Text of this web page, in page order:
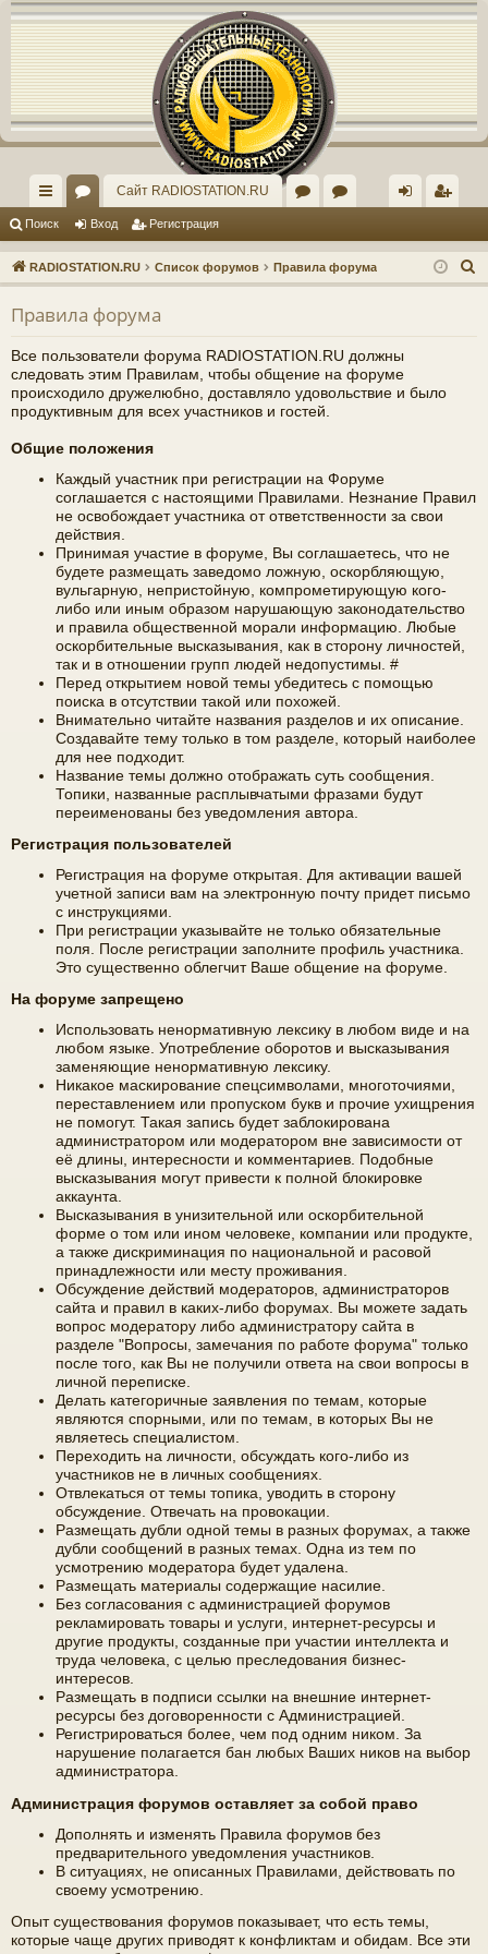
Регистрация
с
ы
лк
и
ор
ум
ы
Сайт RADIOSTATION.RU
ум
"И
ив
ид
уа
но
е
ра
ди
ов
е
щ
ан
ие
"
C
F.
U
ив
ст
ог
о
ум
а
д ис
тр
Поиск Вход Регистрация
RADIOSTATION.RU Список форумов Правила форума
о
Правила форума
Все пользователи форума RADIOSTATION.RU должны
следовать этим Правилам, чтобы общение на форуме
происходило дружелюбно, доставляло удовольствие и было
продуктивным для всех участников и гостей.
Общие положения
Каждый участник при регистрации на Форуме
соглашается с настоящими Правилами. Незнание Правил
не освобождает участника от ответственности за свои
действия.
Принимая участие в форуме, Вы соглашаетесь, что не
будете размещать заведомо ложную, оскорбляющую,
вульгарную, непристойную, компрометирующую кого-
либо или иным образом нарушающую законодательство
и правила общественной морали информацию. Любые
оскорбительные высказывания, как в сторону личностей,
так и в отношении групп людей недопустимы. #
Перед открытием новой темы убедитесь с помощью
поиска в отсутствии такой или похожей.
Внимательно читайте названия разделов и их описание.
Создавайте тему только в том разделе, который наиболее
для нее подходит.
Название темы должно отображать суть сообщения.
Топики, названные расплывчатыми фразами будут
переименованы без уведомления автора.
Регистрация пользователей
Регистрация на форуме открытая. Для активации вашей
учетной записи вам на электронную почту придет письмо
с инструкциями.
При регистрации указывайте не только обязательные
поля. После регистрации заполните профиль участника.
Это существенно облегчит Ваше общение на форуме.
На форуме запрещено
Использовать ненормативную лексику в любом виде и на
любом языке. Употребление оборотов и высказывания
заменяющие ненормативную лексику.
Никакое маскирование спецсимволами, многоточиями,
переставлением или пропуском букв и прочие ухищрения
не помогут. Такая запись будет заблокирована
администратором или модератором вне зависимости от
её длины, интересности и комментариев. Подобные
высказывания могут привести к полной блокировке
аккаунта.
Высказывания в унизительной или оскорбительной
форме о том или ином человеке, компании или продукте,
а также дискриминация по национальной и расовой
принадлежности или месту проживания.
Обсуждение действий модераторов, администраторов
сайта и правил в каких-либо форумах. Вы можете задать
вопрос модератору либо администратору сайта в
разделе "Вопросы, замечания по работе форума" только
после того, как Вы не получили ответа на свои вопросы в
личной переписке.
Делать категоричные заявления по темам, которые
являются спорными, или по темам, в которых Вы не
являетесь специалистом.
Переходить на личности, обсуждать кого-либо из
участников не в личных сообщениях.
Отвлекаться от темы топика, уводить в сторону
обсуждение. Отвечать на провокации.
Размещать дубли одной темы в разных форумах, а также
дубли сообщений в разных темах. Одна из тем по
усмотрению модератора будет удалена.
Размещать материалы содержащие насилие.
Без согласования с администрацией форумов
рекламировать товары и услуги, интернет-ресурсы и
другие продукты, созданные при участии интеллекта и
труда человека, с целью преследования бизнес-
интересов.
Размещать в подписи ссылки на внешние интернет-
ресурсы без договоренности с Администрацией.
Регистрироваться более, чем под одним ником. За
нарушение полагается бан любых Ваших ников на выбор
администратора.
Администрация форумов оставляет за собой право
Дополнять и изменять Правила форумов без
предварительного уведомления участников.
В ситуациях, не описанных Правилами, действовать по
своему усмотрению.
Опыт существования форумов показывает, что есть темы,
которые чаще других приводят к конфликтам и обидам. Все эти